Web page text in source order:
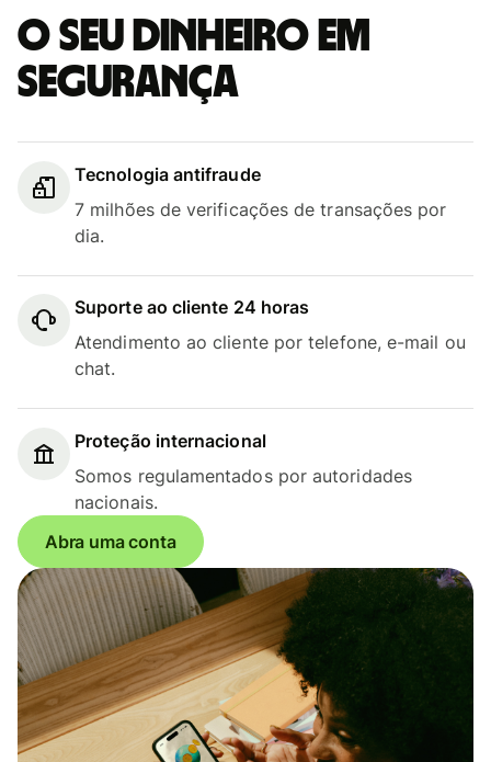
O seu dinheiro em
segurança
Tecnologia antifraude
7 milhões de verificações de transações por
dia.
Suporte ao cliente 24 horas
Atendimento ao cliente por telefone, e-mail ou
chat.
Proteção internacional
Somos regulamentados por autoridades
nacionais.
Abra uma conta